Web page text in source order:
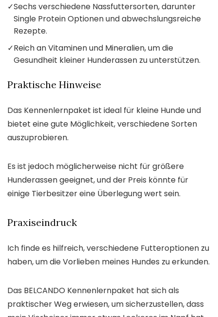
✓Sechs verschiedene Nassfuttersorten, darunter
Single Protein Optionen und abwechslungsreiche
Rezepte.
✓Reich an Vitaminen und Mineralien, um die
Gesundheit kleiner Hunderassen zu unterstützen.
Praktische Hinweise
Das Kennenlernpaket ist ideal für kleine Hunde und
bietet eine gute Möglichkeit, verschiedene Sorten
auszuprobieren.
Es ist jedoch möglicherweise nicht für größere
Hunderassen geeignet, und der Preis könnte für
einige Tierbesitzer eine Überlegung wert sein.
Praxiseindruck
Ich finde es hilfreich, verschiedene Futteroptionen zu
haben, um die Vorlieben meines Hundes zu erkunden.
Das BELCANDO Kennenlernpaket hat sich als
praktischer Weg erwiesen, um sicherzustellen, dass